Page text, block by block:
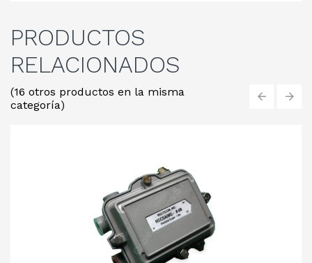
PRODUCTOS
RELACIONADOS
(16 otros productos en la misma
categoría)